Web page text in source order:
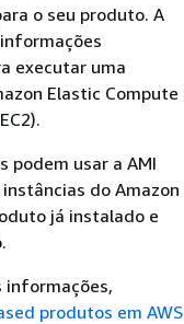
o seu produto. A
executar uma
Elastic Compute
podem usar a AMI
do Amazon
já instalado e
informações,
produtos em AWS